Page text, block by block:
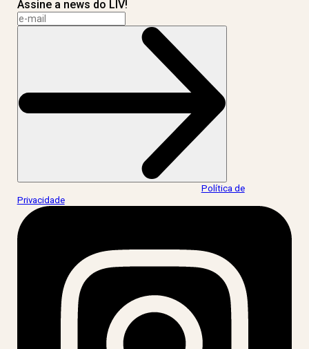
Assine a news do LIV!
Política de
Privacidade.